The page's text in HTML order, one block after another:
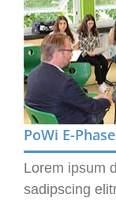
PoWi E-Phase
Lorem ipsum
sadipscing